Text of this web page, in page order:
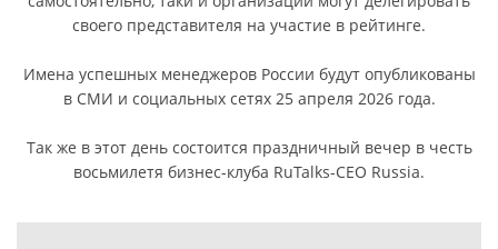
своего представителя на участие в рейтинге.
Имена успешных менеджеров России будут опубликованы
в СМИ и социальных сетях 25 апреля 2026 года.
Так же в этот день состоится праздничный вечер в честь
восьмилетя бизнес-клуба RuTalks-CEO Russia.